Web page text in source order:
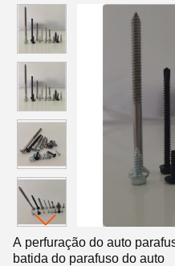
A perfuração do auto
batida do parafuso do auto